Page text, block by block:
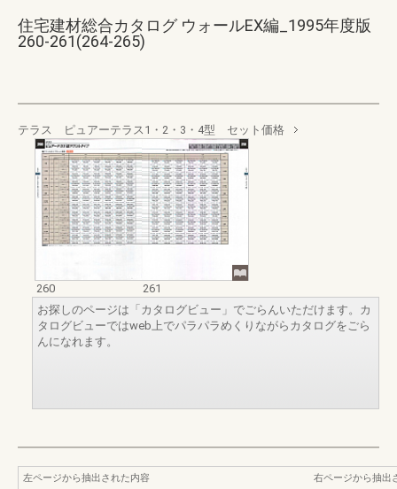
住宅建材総合カタログ ウォールEX編_1995年度版
260-261(264-265)
テラス ピュアーテラス1・2・3・4型 セット価格
260
261
お探しのページは「カタログビュー」でごらんいただけます。カ
タログビューではweb上でパラパラめくりながらカタログをごら
んになれます。
左ページから抽出された内容
右ページから抽出